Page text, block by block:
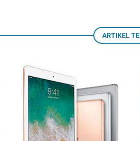
ARTIKEL